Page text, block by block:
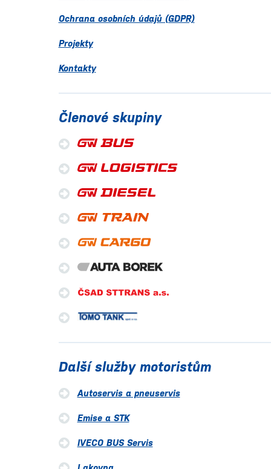
Ochrana osobních údajů (GDPR)
Projekty
Kontakty
Členové skupiny
Další služby motoristům
Autoservis a pneuservis
Emise a STK
IVECO BUS Servis